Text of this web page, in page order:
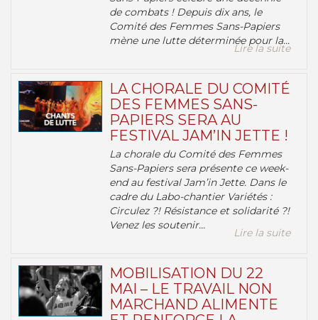
de combats ! Depuis dix ans, le
Comité des Femmes Sans-Papiers
mène une lutte déterminée pour la...
Lire la suite
LA CHORALE DU COMITÉ
DES FEMMES SANS-
PAPIERS SERA AU
FESTIVAL JAM’IN JETTE !
La chorale du Comité des Femmes
Sans-Papiers sera présente ce week-
end au festival Jam’in Jette. Dans le
cadre du Labo-chantier Variétés :
Circulez ?! Résistance et solidarité ?!
Venez les soutenir...
Lire la suite
MOBILISATION DU 22
MAI – LE TRAVAIL NON
MARCHAND ALIMENTE